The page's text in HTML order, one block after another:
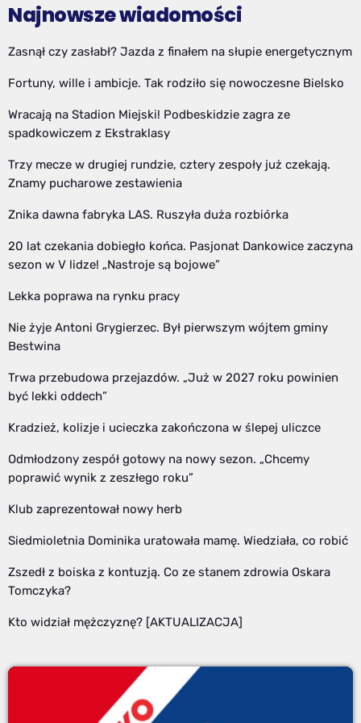
Najnowsze wiadomości
Zasnął czy zasłabł? Jazda z finałem na słupie energetycznym
Fortuny, wille i ambicje. Tak rodziło się nowoczesne Bielsko
Wracają na Stadion Miejski! Podbeskidzie zagra ze
spadkowiczem z Ekstraklasy
Trzy mecze w drugiej rundzie, cztery zespoły już czekają.
Znamy pucharowe zestawienia
Znika dawna fabryka LAS. Ruszyła duża rozbiórka
20 lat czekania dobiegło końca. Pasjonat Dankowice zaczyna
sezon w V lidze! „Nastroje są bojowe”
Lekka poprawa na rynku pracy
Nie żyje Antoni Grygierzec. Był pierwszym wójtem gminy
Bestwina
Trwa przebudowa przejazdów. „Już w 2027 roku powinien
być lekki oddech”
Kradzież, kolizje i ucieczka zakończona w ślepej uliczce
Odmłodzony zespół gotowy na nowy sezon. „Chcemy
poprawić wynik z zeszłego roku”
Klub zaprezentował nowy herb
Siedmioletnia Dominika uratowała mamę. Wiedziała, co robić
Zszedł z boiska z kontuzją. Co ze stanem zdrowia Oskara
Tomczyka?
Kto widział mężczyznę? [AKTUALIZACJA]